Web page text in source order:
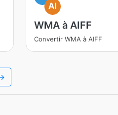
AI
WMA à AIFF
Convertir WMA à AIFF